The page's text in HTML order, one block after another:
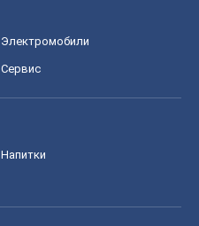
Электромобили
Сервис
Напитки